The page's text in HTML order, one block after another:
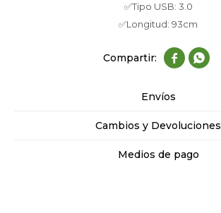
✅Tipo USB: 3.0
✅Longitud: 93cm
 
Envíos
Cambios y Devoluciones
Medios de pago